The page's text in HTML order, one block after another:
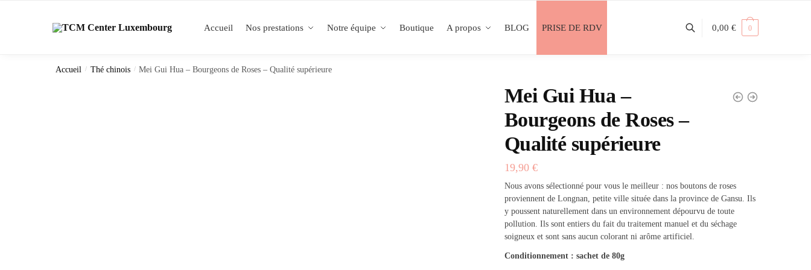
Accueil Nos prestations Notre équipe Boutique A propos BLOG PRISE DE RDV 0,00 € 0
Accueil / Thé chinois / Mei Gui Hua – Bourgeons de Roses – Qualité supérieure
Mei Gui Hua –
Bourgeons de Roses –
Qualité supérieure
19,90 €
Nous avons sélectionné pour vous le meilleur : nos boutons de roses
proviennent de Longnan, petite ville située dans la province de Gansu. Ils
y poussent naturellement dans un environnement dépourvu de toute
pollution. Ils sont entiers du fait du traitement manuel et du séchage
soigneux et sont sans aucun colorant ni arôme artificiel.
Conditionnement : sachet de 80g